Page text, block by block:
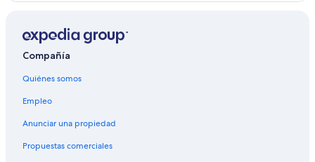
Compañía
Quiénes somos
Empleo
Anunciar una propiedad
Propuestas comerciales